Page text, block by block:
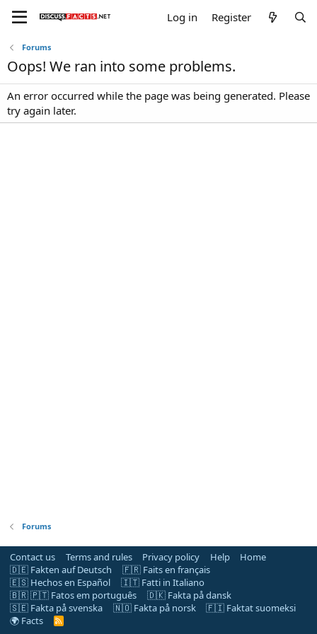
Log in Register
Forums
Oops! We ran into some problems.
An error occurred while the page was being generated. Please
try again later.
Forums
Contact us Terms and rules Privacy policy Help
Home
🇩🇪 Fakten auf Deutsch
🇫🇷 Faits en français
🇪🇸 Hechos en Español
🇮🇹 Fatti in Italiano
🇧🇷 🇵🇹 Fatos em português
🇩🇰 Fakta på dansk
🇸🇪 Fakta på svenska
🇳🇴 Fakta på norsk
🇫🇮 Faktat suomeksi
🌍 Facts
R